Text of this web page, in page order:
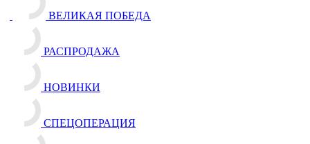
ВЕЛИКАЯ ПОБЕДА
РАСПРОДАЖА
НОВИНКИ
СПЕЦОПЕРАЦИЯ